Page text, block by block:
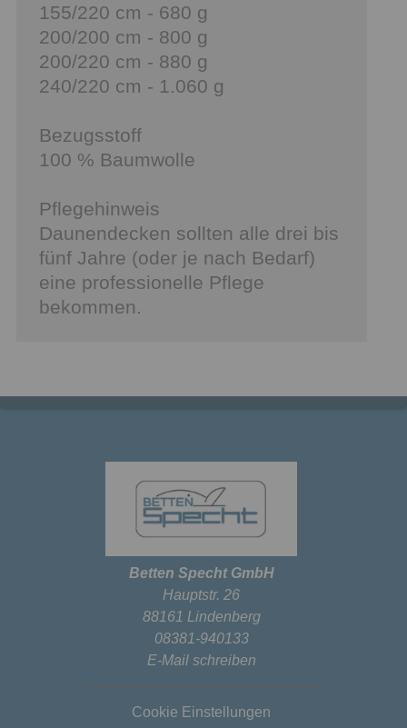
155/220 cm - 680 g
200/200 cm - 800 g
200/220 cm - 880 g
240/220 cm - 1.060 g
Bezugsstoff
100 % Baumwolle
Pflegehinweis
Daunendecken sollten alle drei bis
fünf Jahre (oder je nach Bedarf)
eine professionelle Pflege
bekommen.
Betten Specht GmbH
Hauptstr. 26
88161 Lindenberg
08381-940133
E-Mail schreiben
Cookie Einstellungen